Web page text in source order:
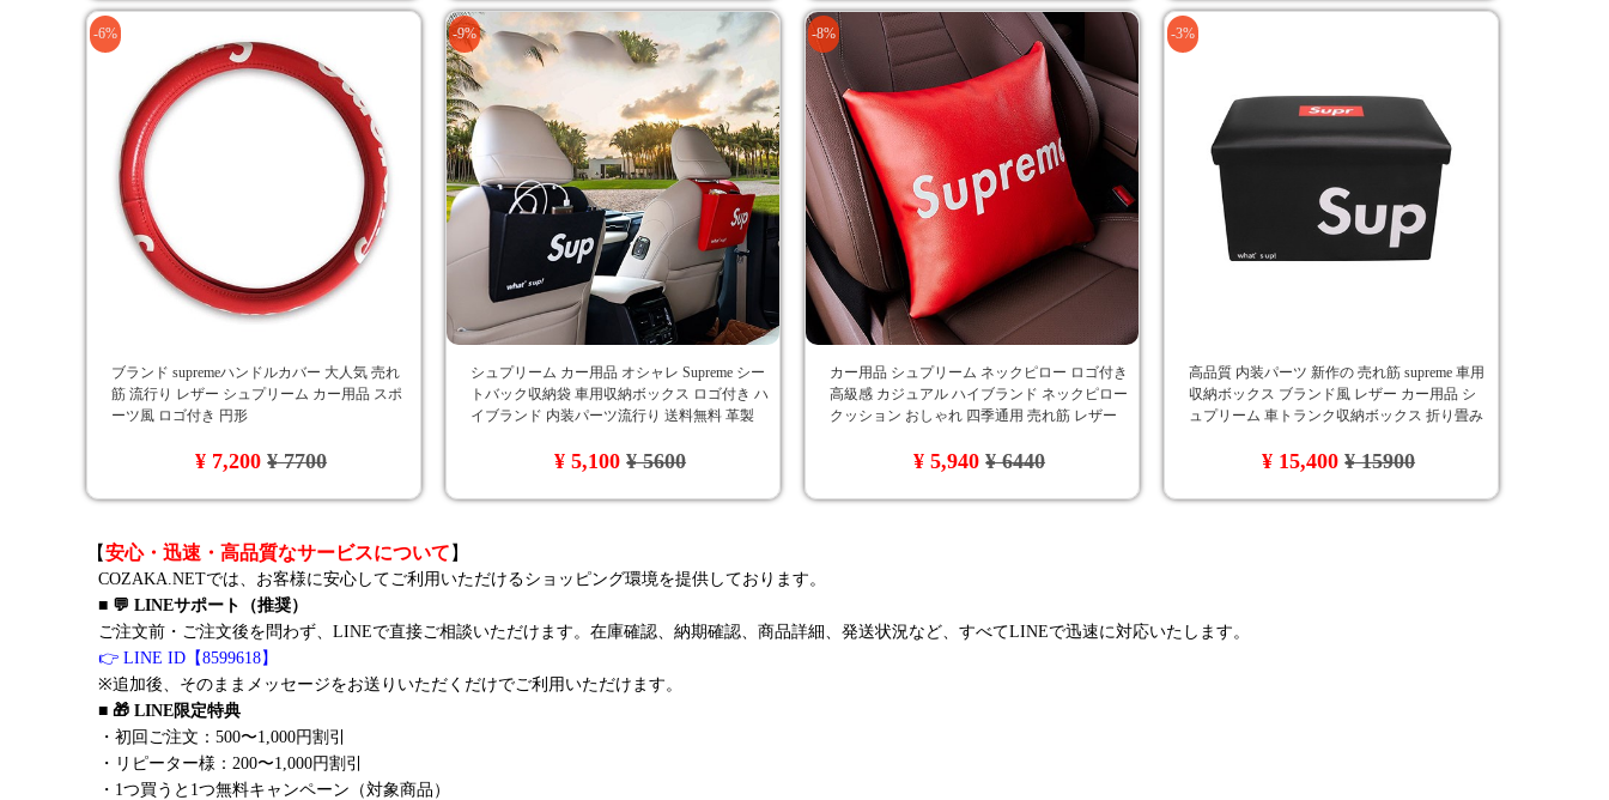
-6%
ブランド supremeハンドルカバー 大人気 売れ
筋 流行り レザー シュプリーム カー用品 スポ
ーツ風 ロゴ付き 円形
¥ 7,200¥ 7700
-9%
シュプリーム カー用品 オシャレ Supreme シー
トバック収納袋 車用収納ボックス ロゴ付き ハ
イブランド 内装パーツ流行り 送料無料 革製
¥ 5,100¥ 5600
-8%
カー用品 シュプリーム ネックピロー ロゴ付き
高級感 カジュアル ハイブランド ネックピロー
クッション おしゃれ 四季通用 売れ筋 レザー
¥ 5,940¥ 6440
-3%
高品質 内装パーツ 新作の 売れ筋 supreme 車用
収納ボックス ブランド風 レザー カー用品 シ
ュプリーム 車トランク収納ボックス 折り畳み
¥ 15,400¥ 15900
【安心・迅速・高品質なサービスについて 】
COZAKA.NETでは、お客様に安心してご利用いただけるショッピング環境を提供しております。
■ 💬 LINEサポート（推奨）
ご注文前・ご注文後を問わず、LINEで直接ご相談いただけます。在庫確認、納期確認、商品詳細、発送状況など、すべてLINEで迅速に対応いたします。
👉 LINE ID【8599618】
※追加後、そのままメッセージをお送りいただくだけでご利用いただけます。
■ 🎁 LINE限定特典
・初回ご注文：500〜1,000円割引
・リピーター様：200〜1,000円割引
・1つ買うと1つ無料キャンペーン（対象商品）